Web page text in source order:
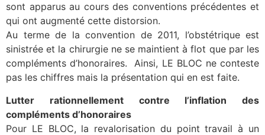
sont apparus au cours des conventions précédentes et
qui ont augmenté cette distorsion.
Au terme de la convention de 2011, l’obstétrique est
sinistrée et la chirurgie ne se maintient à flot que par les
compléments d’honoraires. Ainsi, LE BLOC ne conteste
pas les chiffres mais la présentation qui en est faite.
Lutter rationnellement contre l’inflation des
compléments d’honoraires
Pour LE BLOC, la revalorisation du point travail à un